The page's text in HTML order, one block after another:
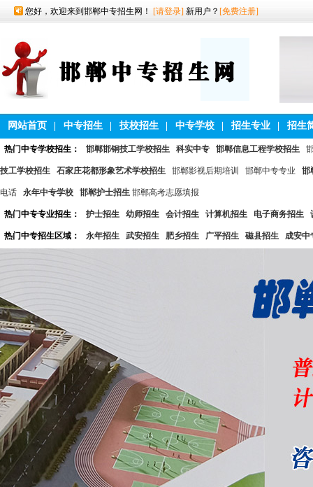
您好，欢迎来到邯郸中专招生网！ [请登录] 新用户？ [免费注册]
网站首页 中专招生 技校招生 中专学校 招生专业 招生
热门中专学校招生： 邯郸邯钢技工学校招生 科实中专 邯郸信息工程学校招生
技工学校招生 石家庄花都形象艺术学校招生 邯郸影视后期培训 邯郸中专专业 邯
电话 永年中专学校 邯郸护士招生 邯郸高考志愿填报
热门中专专业招生： 护士招生 幼师招生 会计招生 计算机招生 电子商务招生
热门中专招生区域： 永年招生 武安招生 肥乡招生 广平招生 磁县招生 成安中